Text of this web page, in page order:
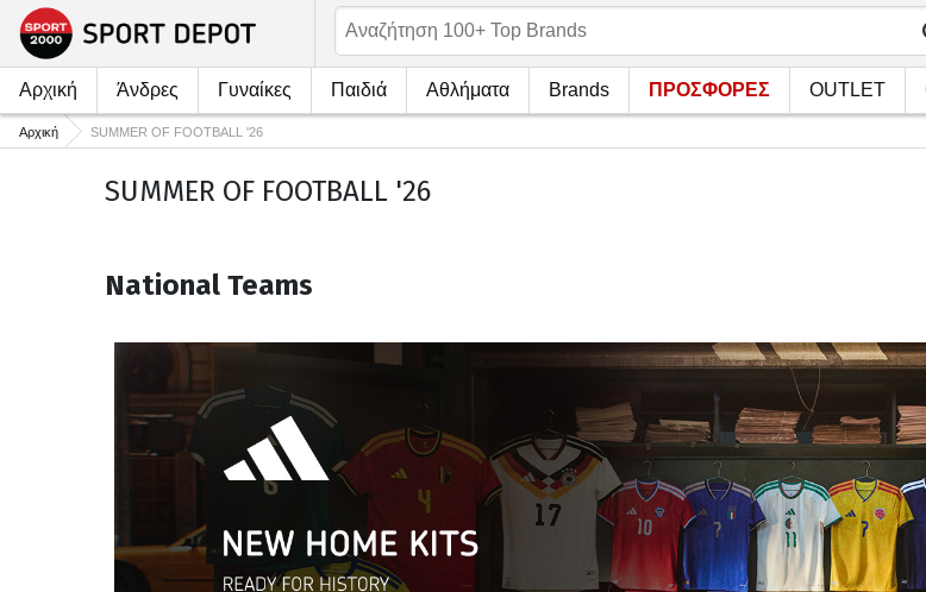
Αρχική Άνδρες Γυναίκες Παιδιά Αθλήματα Brands ΠΡΟΣΦΟΡΕΣ OUTLET
Αρχική SUMMER OF FOOTBALL '26
SUMMER OF FOOTBALL '26
National Teams